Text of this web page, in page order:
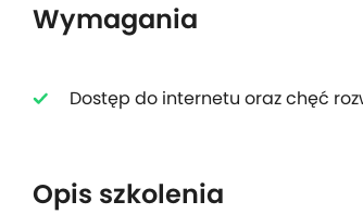
Wymagania
Dostęp do internetu oraz chęć
Opis szkolenia